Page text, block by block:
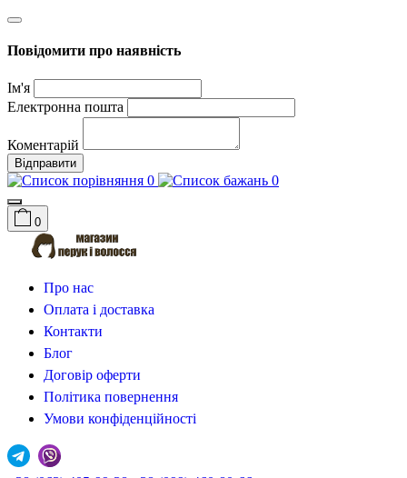
Повідомити про наявність
Ім'я
Електронна пошта
Коментарій
Відправити
0 0
0
Про нас
Оплата і доставка
Контакти
Блог
Договір оферти
Політика повернення
Умови конфіденційності